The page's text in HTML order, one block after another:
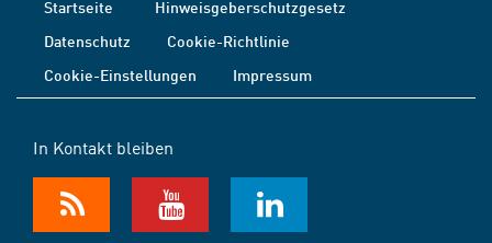
Startseite
Hinweisgeberschutzgesetz
Datenschutz
Cookie-Richtlinie
Cookie-Einstellungen
Impressum
In Kontakt bleiben